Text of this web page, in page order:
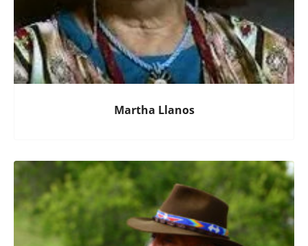
Martha Llanos